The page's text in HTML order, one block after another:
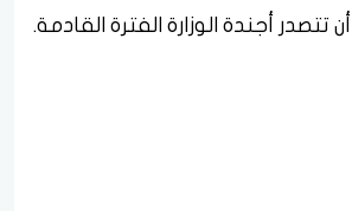
تتصدر أجندة الوزارة الفترة القادمة.